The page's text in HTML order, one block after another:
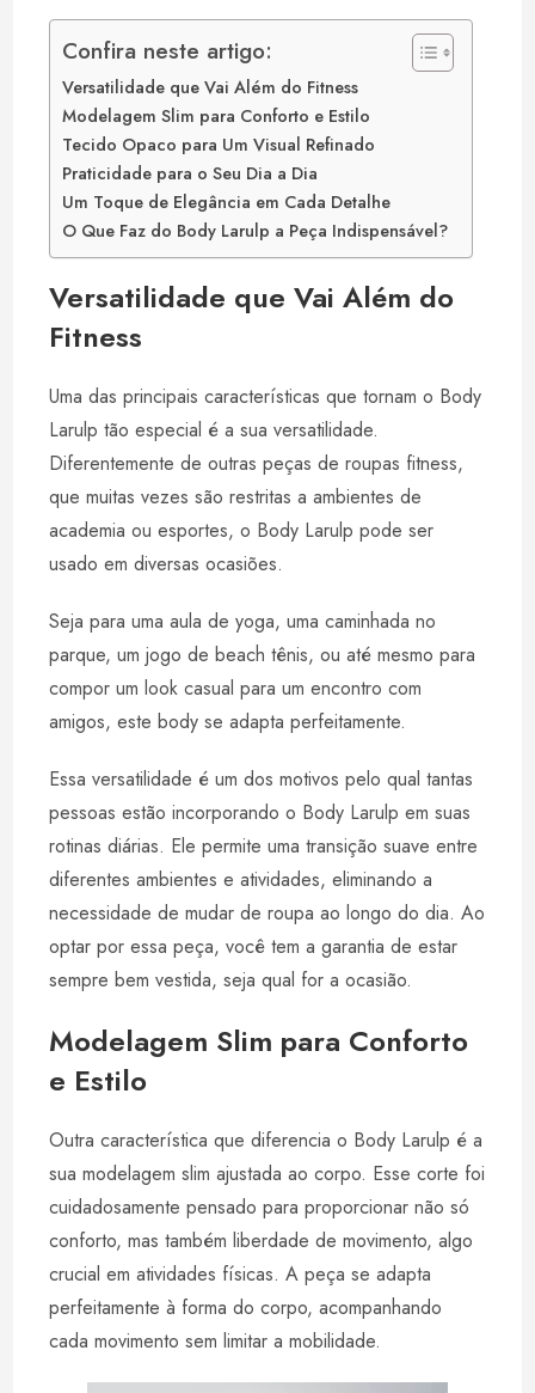
Confira neste artigo:
Versatilidade que Vai Além do Fitness
Modelagem Slim para Conforto e Estilo
Tecido Opaco para Um Visual Refinado
Praticidade para o Seu Dia a Dia
Um Toque de Elegância em Cada Detalhe
O Que Faz do Body Larulp a Peça Indispensável?
Versatilidade que Vai Além do
Fitness
Uma das principais características que tornam o Body
Larulp tão especial é a sua versatilidade.
Diferentemente de outras peças de roupas fitness,
que muitas vezes são restritas a ambientes de
academia ou esportes, o Body Larulp pode ser
usado em diversas ocasiões.
Seja para uma aula de yoga, uma caminhada no
parque, um jogo de beach tênis, ou até mesmo para
compor um look casual para um encontro com
amigos, este body se adapta perfeitamente.
Essa versatilidade é um dos motivos pelo qual tantas
pessoas estão incorporando o Body Larulp em suas
rotinas diárias. Ele permite uma transição suave entre
diferentes ambientes e atividades, eliminando a
necessidade de mudar de roupa ao longo do dia. Ao
optar por essa peça, você tem a garantia de estar
sempre bem vestida, seja qual for a ocasião.
Modelagem Slim para Conforto
e Estilo
Outra característica que diferencia o Body Larulp é a
sua modelagem slim ajustada ao corpo. Esse corte foi
cuidadosamente pensado para proporcionar não só
conforto, mas também liberdade de movimento, algo
crucial em atividades físicas. A peça se adapta
perfeitamente à forma do corpo, acompanhando
cada movimento sem limitar a mobilidade.